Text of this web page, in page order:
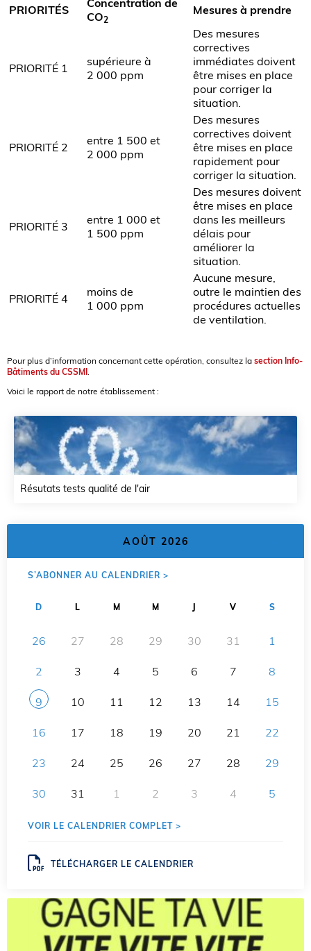
PRIORITÉS
CO2
Mesures à prendre
PRIORITÉ 1
supérieure à
2 000 ppm
Des mesures
correctives
immédiates doivent
être mises en place
pour corriger la
situation.
PRIORITÉ 2
entre 1 500 et
2 000 ppm
Des mesures
correctives doivent
être mises en place
rapidement pour
corriger la situation.
PRIORITÉ 3
entre 1 000 et
1 500 ppm
Des mesures doivent
être mises en place
dans les meilleurs
délais pour
améliorer la
situation.
PRIORITÉ 4
moins de
1 000 ppm
Aucune mesure,
outre le maintien des
procédures actuelles
de ventilation.
Pour plus d’information concernant cette opération, consultez la section Info-
Bâtiments du CSSMI .
Voici le rapport de notre établissement :
Résutats tests qualité de l'air
AOÛT 2026
S’ABONNER AU CALENDRIER >
D L M M V S
26 27 28 29 30 31 1
2 3 4 5 6 7 8
9 10 11 12 13 14 15
16 17 18 19 20 21 22
23 24 25 26 27 28 29
30 31 1 2 3 4 5
VOIR LE CALENDRIER COMPLET >
TÉLÉCHARGER LE CALENDRIER